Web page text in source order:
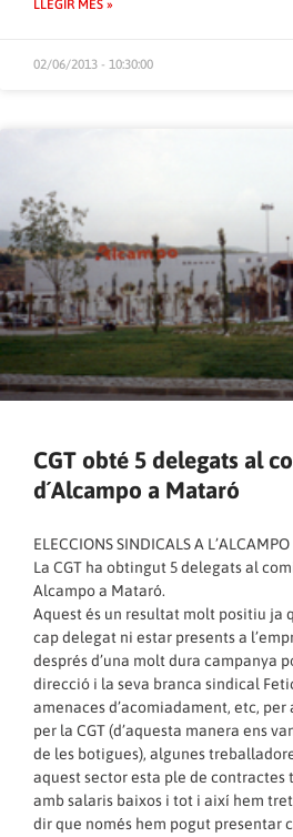
LLEGIR MÉS »
02/06/2013 - 10:30:00
CGT obté 5 delegats al
d´Alcampo a Mataró
ELECCIONS SINDICALS A
La CGT ha obtingut 5 delegats al
Alcampo a Mataró.
Aquest és un resultat molt positiu ja
cap delegat ni estar presents a
després d’una molt dura campanya
direcció i la seva branca sindical
amenaces d’acomiadament, etc, per
per la CGT (d’aquesta manera ens
de les botigues), algunes
aquest sector esta ple de contractes
amb salaris baixos i tot i així hem
dir que només hem pogut presentar